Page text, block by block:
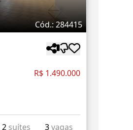
Cód.: 284415
R$ 1.490.000
2 suítes 3vagas